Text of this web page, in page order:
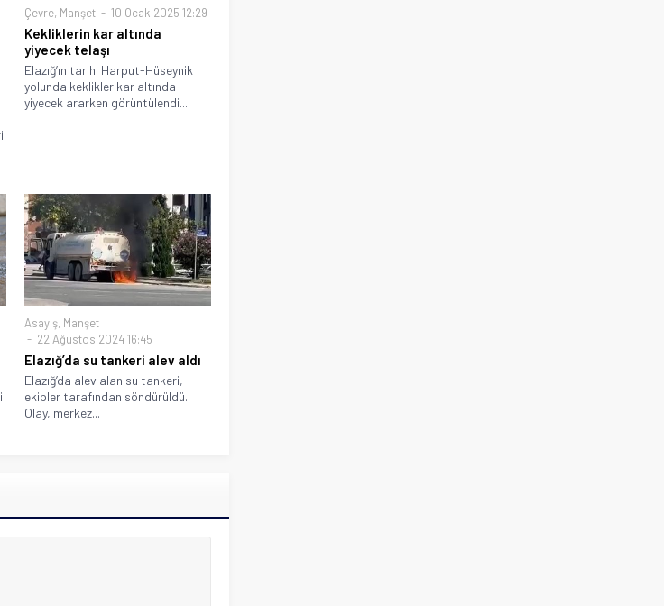
Çevre, Manşet 10 Ocak 2025 12:29
Kekliklerin kar altında
yiyecek telaşı
Elazığ’ın tarihi Harput-Hüseynik
yolunda keklikler kar altında
yiyecek ararken görüntülendi....
Asayiş, Manşet
22 Ağustos 2024 16:45
Elazığ’da su tankeri alev aldı
Elazığ’da alev alan su tankeri,
ekipler tarafından söndürüldü.
Olay, merkez...